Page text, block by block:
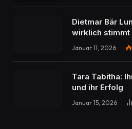
Dietmar Bär
wirklich stimmt
Januar 11, 2026
Tara Tabitha:
und ihr Erfolg
Januar 15, 2026